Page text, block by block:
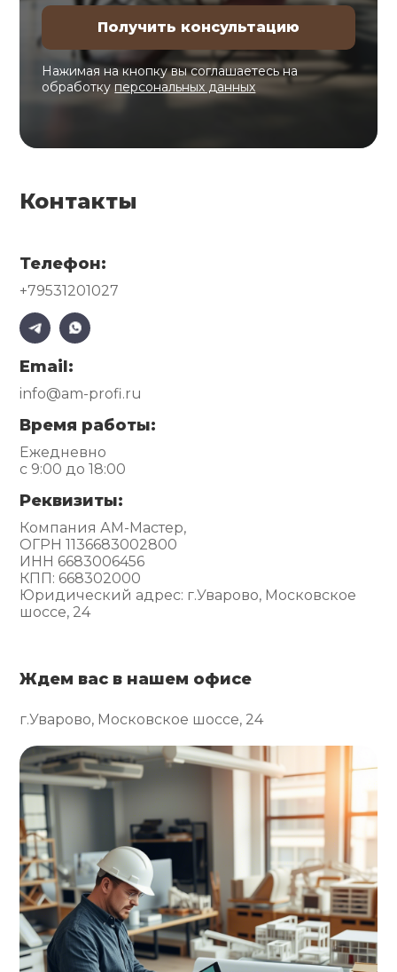
Нажимая на кнопку вы соглашаетесь на
обработкуперсональных данных
Контакты
Телефон:
+79531201027
Email:
info@am-profi.ru
Время работы:
Ежедневно
с 9:00 до 18:00
Реквизиты:
Компания АМ-Мастер,
ОГРН 1136683002800
ИНН 6683006456
КПП: 668302000
Юридический адрес: г.Уварово, Московское
шоссе, 24
Ждем вас в нашем офисе
г.Уварово, Московское шоссе, 24